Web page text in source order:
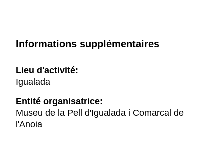
Informations supplémentaires
Lieu d'activité:
Igualada
Entité organisatrice:
Museu de la Pell d'Igualada i Comarcal de
l'Anoia